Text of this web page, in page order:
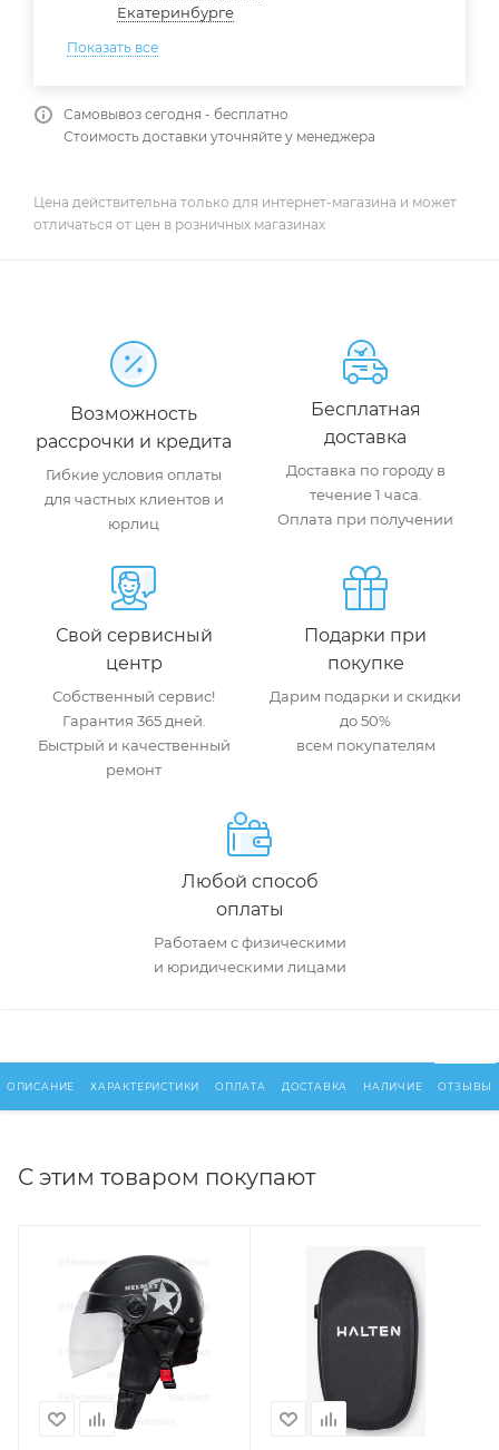
Екатеринбурге
Показать все
Самовывоз сегодня - бесплатно
Стоимость доставки уточняйте у менеджера
Цена действительна только для интернет-магазина и может
отличаться от цен в розничных магазинах
Возможность
рассрочки и кредита
Гибкие условия оплаты
для частных клиентов и
юрлиц
Бесплатная
доставка
Доставка по городу в
течение 1 часа.
Оплата при получении
Свой сервисный
центр
Собственный сервис!
Гарантия 365 дней.
Быстрый и качественный
ремонт
Подарки при
покупке
Дарим подарки и скидки
до 50%
всем покупателям
Любой способ
оплаты
Работаем с физическими
и юридическими лицами
ОПИСАНИЕ ХАРАКТЕРИСТИКИ ОПЛАТА ДОСТАВКА НАЛИЧИЕ ОТЗЫВЫ
С этим товаром покупают